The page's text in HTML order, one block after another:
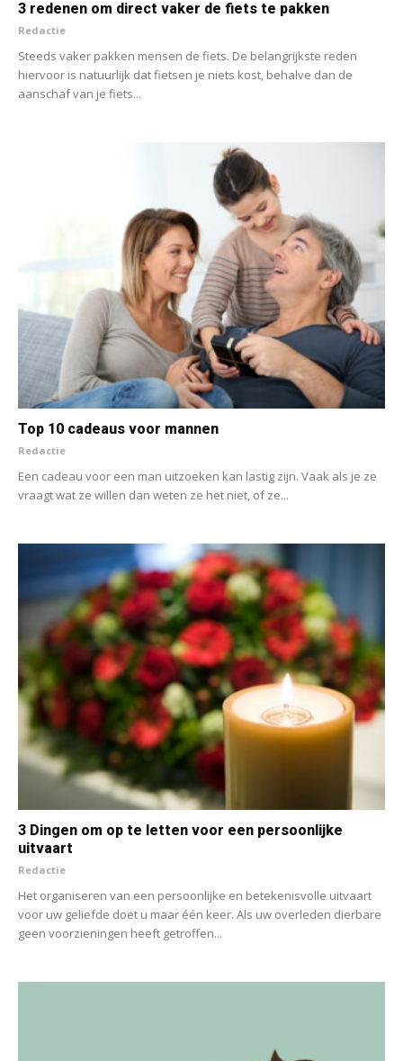
3 redenen om direct vaker de fiets te pakken
Redactie
Steeds vaker pakken mensen de fiets. De belangrijkste reden
hiervoor is natuurlijk dat fietsen je niets kost, behalve dan de
aanschaf van je fiets...
Top 10 cadeaus voor mannen
Redactie
Een cadeau voor een man uitzoeken kan lastig zijn. Vaak als je ze
vraagt wat ze willen dan weten ze het niet, of ze...
3 Dingen om op te letten voor een persoonlijke
uitvaart
Redactie
Het organiseren van een persoonlijke en betekenisvolle uitvaart
voor uw geliefde doet u maar één keer. Als uw overleden dierbare
geen voorzieningen heeft getroffen...